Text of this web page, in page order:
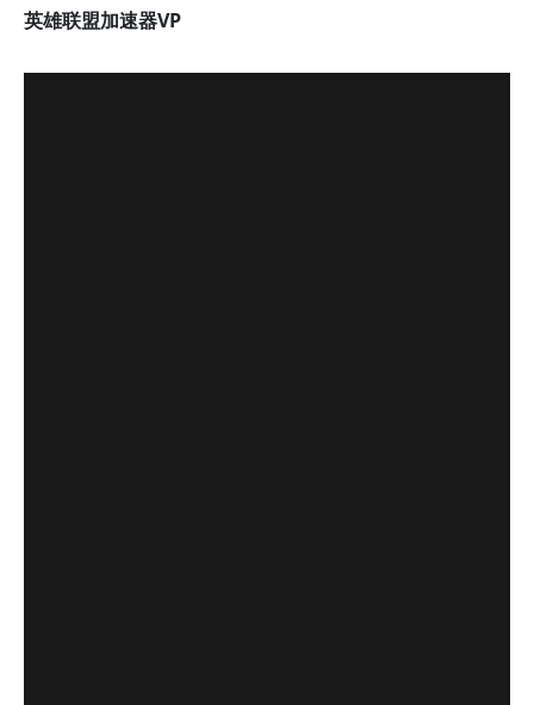
英雄联盟加速器VP